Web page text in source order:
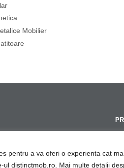
pentru a va oferi o experienta cat
ul distinctmob.ro. Mai multe detalii
Mobilier